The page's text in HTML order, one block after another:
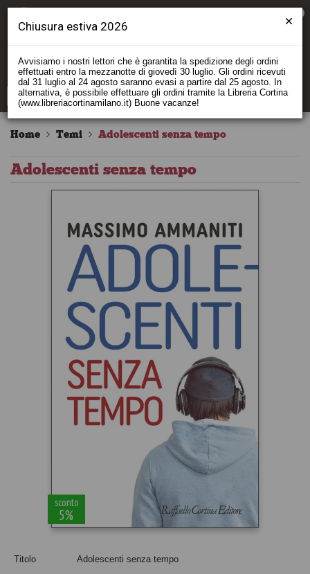
Home Temi Adolescenti senza tempo
Adolescenti senza tempo
sconto
5%
Titolo Adolescenti senza tempo
Chiusura estiva 2026
Avvisiamo i nostri lettori che è garantita la spedizione degli ordini
effettuati entro la mezzanotte di giovedì 30 luglio. Gli ordini ricevuti
dal 31 luglio al 24 agosto saranno evasi a partire dal 25 agosto. In
alternativa, è possibile effettuare gli ordini tramite la Libreria Cortina
(www.libreriacortinamilano.it) Buone vacanze!